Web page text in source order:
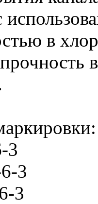
в
3
3
3